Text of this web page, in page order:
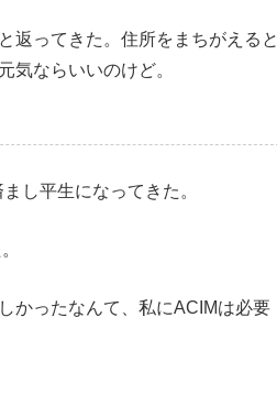
返ってきた。住所をまちがえると
気ならいいのけど。
し平生になってきた。
かったなんて、私にACIMは必要